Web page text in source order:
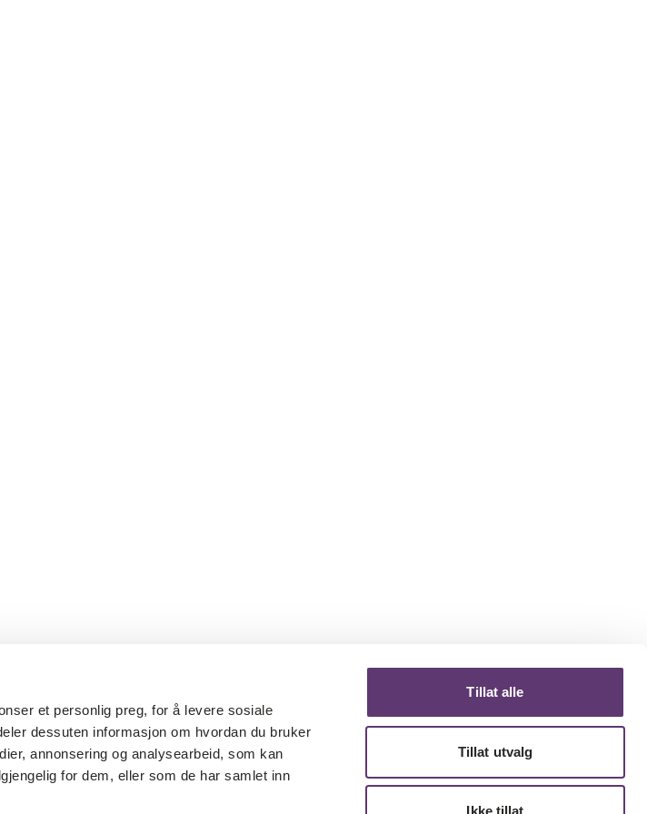
et personlig preg, for å levere sosiale
dessuten informasjon om hvordan du bruker
annonsering og analysearbeid, som kan
for dem, eller som de har samlet inn
Tillat alle
Tillat utvalg
Ikke tillat